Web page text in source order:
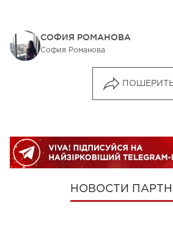
СОФИЯ РОМАНОВА
София Романова
НОВОСТИ